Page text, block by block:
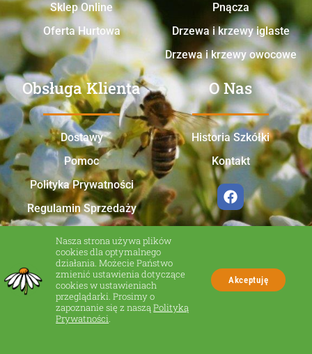
Sklep Online
Oferta Hurtowa
Pnącza
Drzewa i krzewy iglaste
Drzewa i krzewy owocowe
Obsługa Klienta
Dostawy
Pomoc
Polityka Prywatności
Regulamin Sprzedaży
O Nas
Historia Szkółki
Kontakt
Made in Zakliczyn
Nasza strona używa plików
cookies dla optymalnego
działania. Możecie Państwo
zmienić ustawienia dotyczące
cookies w ustawieniach
przeglądarki. Prosimy o
zapoznanie się z nasząPolityką
Prywatności.
Akceptuję